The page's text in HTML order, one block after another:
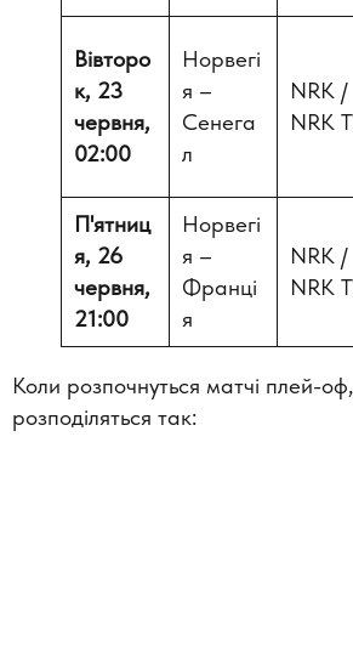
Вівторо
к, 23
червня,
02:00
Норвегі
я –
Сенега
л
NRK /
NRK
П'ятниц
я, 26
червня,
21:00
Норвегі
я –
Франці
я
NRK /
NRK
Коли розпочнуться матчі плей-
розподіляться так: